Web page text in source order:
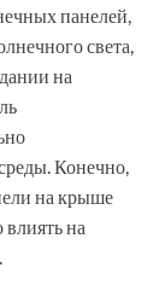
панелей,
света,
на
Конечно,
на крыше
на